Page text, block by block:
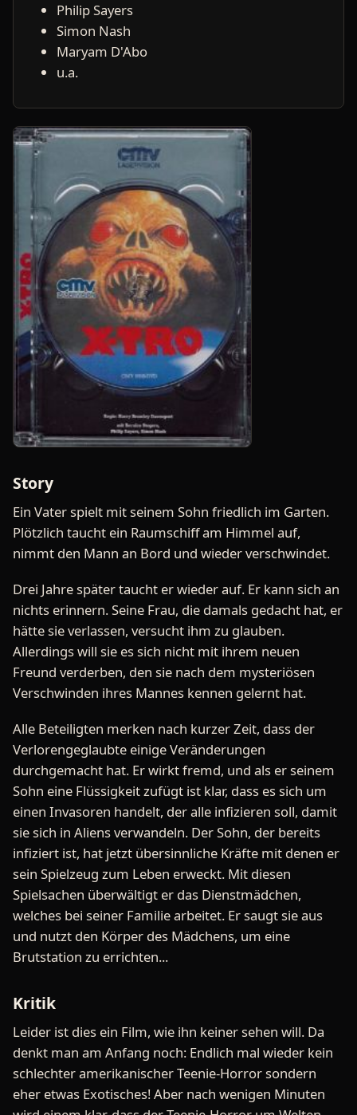
Philip Sayers
Simon Nash
Maryam D'Abo
u.a.
Story
Ein Vater spielt mit seinem Sohn friedlich im Garten.
Plötzlich taucht ein Raumschiff am Himmel auf,
nimmt den Mann an Bord und wieder verschwindet.
Drei Jahre später taucht er wieder auf. Er kann sich an
nichts erinnern. Seine Frau, die damals gedacht hat, er
hätte sie verlassen, versucht ihm zu glauben.
Allerdings will sie es sich nicht mit ihrem neuen
Freund verderben, den sie nach dem mysteriösen
Verschwinden ihres Mannes kennen gelernt hat.
Alle Beteiligten merken nach kurzer Zeit, dass der
Verlorengeglaubte einige Veränderungen
durchgemacht hat. Er wirkt fremd, und als er seinem
Sohn eine Flüssigkeit zufügt ist klar, dass es sich um
einen Invasoren handelt, der alle infizieren soll, damit
sie sich in Aliens verwandeln. Der Sohn, der bereits
infiziert ist, hat jetzt übersinnliche Kräfte mit denen er
sein Spielzeug zum Leben erweckt. Mit diesen
Spielsachen überwältigt er das Dienstmädchen,
welches bei seiner Familie arbeitet. Er saugt sie aus
und nutzt den Körper des Mädchens, um eine
Brutstation zu errichten...
Kritik
Leider ist dies ein Film, wie ihn keiner sehen will. Da
denkt man am Anfang noch: Endlich mal wieder kein
schlechter amerikanischer Teenie-Horror sondern
eher etwas Exotisches! Aber nach wenigen Minuten